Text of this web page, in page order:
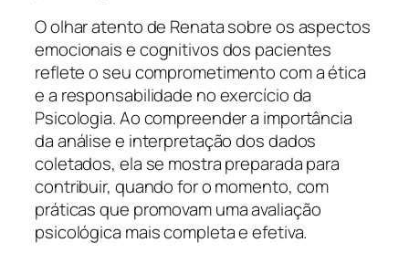
O olhar atento de Renata sobre os aspectos
emocionais e cognitivos dos pacientes
reflete o seu comprometimento com a ética
e a responsabilidade no exercício da
Psicologia. Ao compreender a importância
da análise e interpretação dos dados
coletados, ela se mostra preparada para
contribuir, quando for o momento, com
práticas que promovam uma avaliação
psicológica mais completa e efetiva.